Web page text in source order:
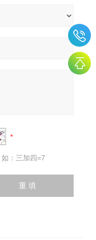
：三加四=7